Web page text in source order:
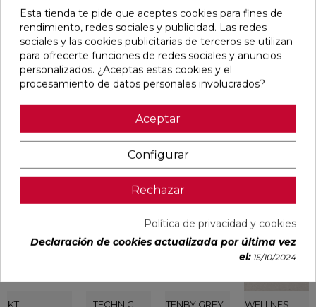
Lumen es un azulejo de pasta blanca disponible en un
moderno formato de 25x75. Esta cerámica es ideal para
utilizar en paredes de baños, cocinas y otros espacios que
requieran un acabado limpio y bien iluminado. El acabado
de la pieza es blanco brillante y sus bordes son
ligeramente biselados.
Este producto forma parte de nuestra gama de azulejos
de Exclusiva Web, por lo que aunque puedes comprarlo
en línea no podrás verlo en nuestras tiendas físicas. Cada
caja contiene 7 piezas para cubrir una superficie de 1,31 m².
Productos relacionados
KTL
favorite
TECHNIC
favorite
TENBY GREY
favorite
WELLNES
favorite
Esta tienda te pide que aceptes cookies para fines de
rendimiento, redes sociales y publicidad. Las redes
sociales y las cookies publicitarias de terceros se utilizan
para ofrecerte funciones de redes sociales y anuncios
personalizados. ¿Aceptas estas cookies y el
procesamiento de datos personales involucrados?
Aceptar
Configurar
Rechazar
Política de privacidad y cookies
Declaración de cookies actualizada por última vez
el: 15/10/2024